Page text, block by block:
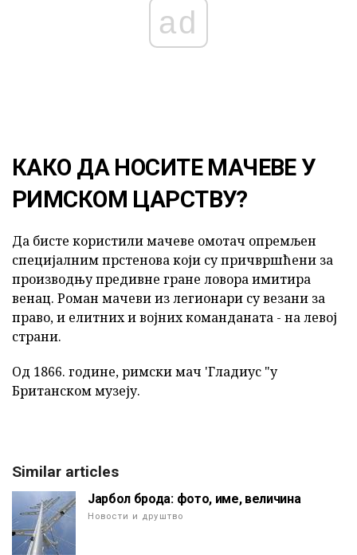
ad
КАКО ДА НОСИТЕ МАЧЕВЕ У
РИМСКОМ ЦАРСТВУ?
Да бисте користили мачеве омотач опремљен
специјалним прстенова који су причвршћени за
производњу предивне гране ловора имитира
венац. Роман мачеви из легионари су везани за
право, и елитних и војних команданата - на левој
страни.
Од 1866. године, римски мач 'Гладиус "у
Британском музеју.
Similar articles
Јарбол брода: фото, име, величина
Новости и друштво